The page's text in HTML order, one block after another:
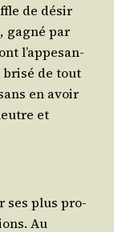
de désir
gagné par
l’ap­pe­san­
de tout
en avoir
et
ses plus pro­
Au